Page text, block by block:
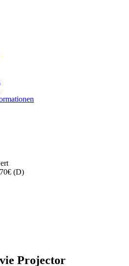
(D)
Projector